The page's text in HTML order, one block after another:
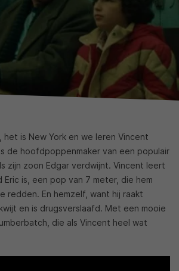
het is New York en we leren Vincent
de hoofdpoppenmaker van een populair
zijn zoon Edgar verdwijnt. Vincent leert
Eric is, een pop van 7 meter, die hem
redden. En hemzelf, want hij raakt
en is drugsverslaafd. Met een mooie
die als Vincent heel wat